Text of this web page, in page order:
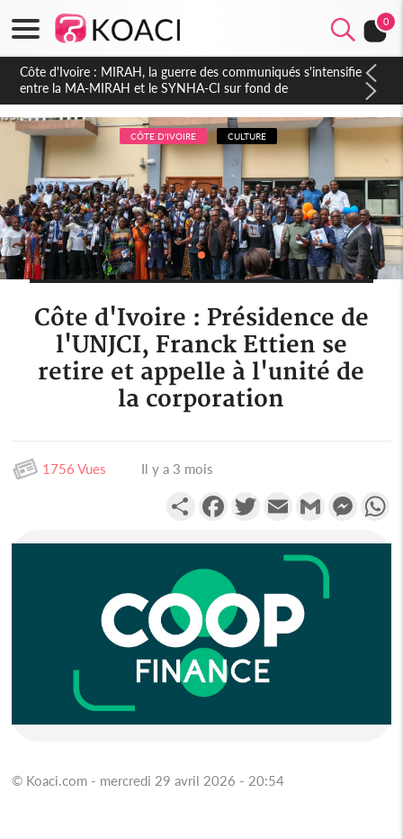
0
Côte d'Ivoire : Indépendance 2026, Thiam plaide pour un
environnement démocratique plus apaisé
CÔTE D'IVOIRE CULTURE
Côte d'Ivoire : Présidence de
l'UNJCI, Franck Ettien se
retire et appelle à l'unité de
la corporation
1756 Vues Il y a 3 mois
PartagerFacebookTwitterEmail Gmail
© Koaci.com - mercredi 29 avril 2026 - 20:54